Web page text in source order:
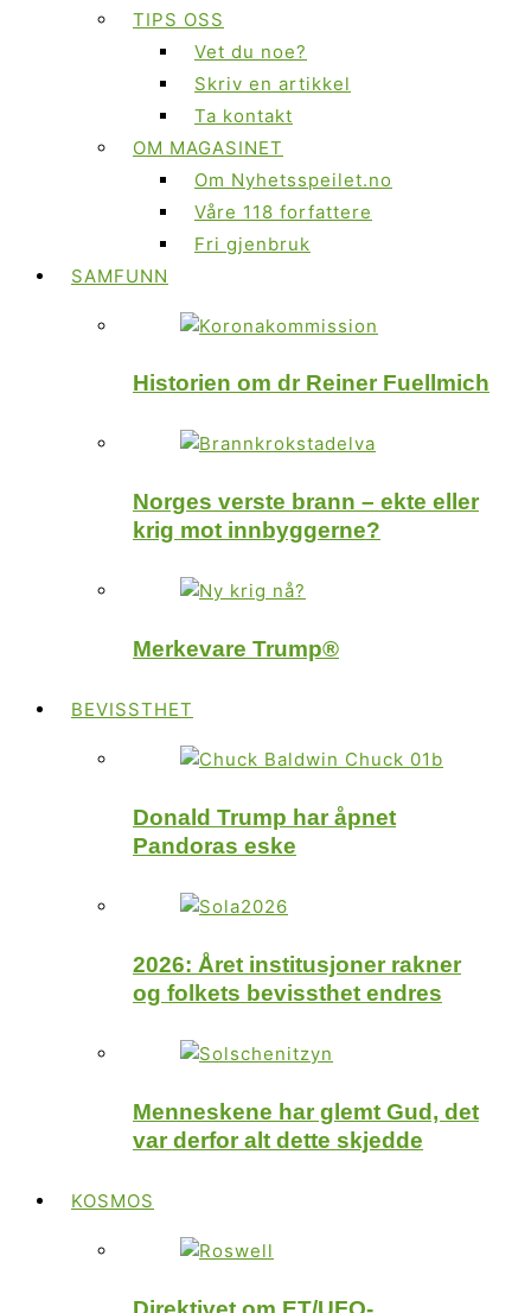
TIPS OSS
Vet du noe?
Skriv en artikkel
Ta kontakt
OM MAGASINET
Om Nyhetsspeilet.no
Våre 118 forfattere
Fri gjenbruk
SAMFUNN
Historien om dr Reiner Fuellmich
Norges verste brann – ekte eller
krig mot innbyggerne?
Merkevare Trump®
BEVISSTHET
Donald Trump har åpnet
Pandoras eske
2026: Året institusjoner rakner
og folkets bevissthet endres
Menneskene har glemt Gud, det
var derfor alt dette skjedde
KOSMOS